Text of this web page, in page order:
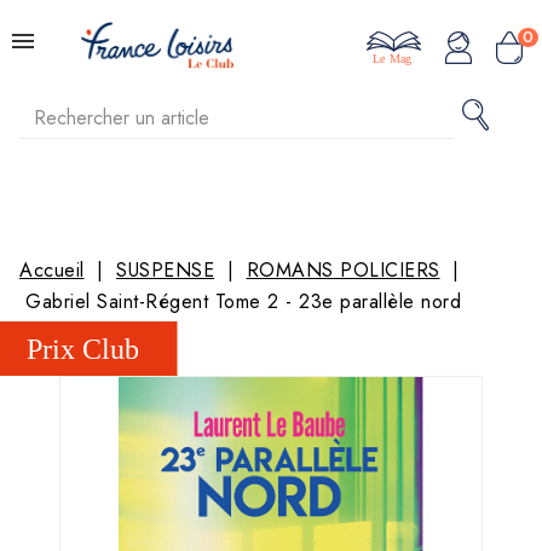
0
Le Mag
Accueil SUSPENSE
ROMANS POLICIERS
Gabriel Saint-Régent Tome 2 - 23e parallèle nord